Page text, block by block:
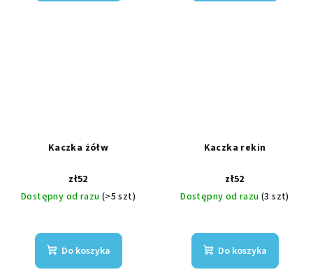
Kaczka żółw
zł52
Dostępny od razu (>5 szt)
Do koszyka
Kaczka rekin
zł52
Dostępny od razu (3 szt)
Do koszyka